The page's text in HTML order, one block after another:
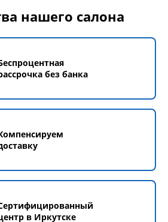
нашего салона
без банка
в Иркутске